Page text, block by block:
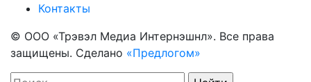
Контакты
© ООО «Трэвэл Медиа Интернэшнл». Все права
защищены. Сделано «Предлогом»